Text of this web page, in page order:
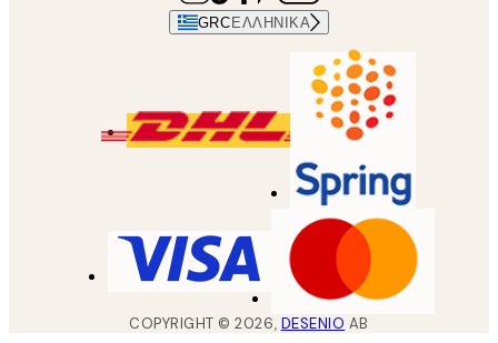
GRC ΕΛΛΗΝΙΚΆ
COPYRIGHT ©2026, DESENIO AB